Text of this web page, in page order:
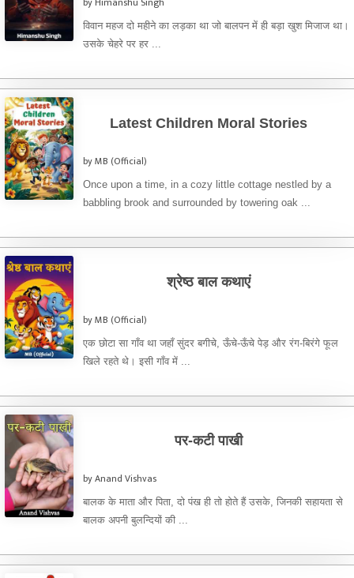
विवान महज दो महीने का लड़का था जो बालपन में ही बड़ा खुश मिजाज था।
उसके चेहरे पर हर ...
Latest Children Moral Stories
by MB (Official)
Once upon a time, in a cozy little cottage nestled by a
babbling brook and surrounded by towering oak ...
श्रेष्ठ बाल कथाएं
by MB (Official)
एक छोटा सा गाँव था जहाँ सुंदर बगीचे, ऊँचे-ऊँचे पेड़ और रंग-बिरंगे फूल
खिले रहते थे। इसी गाँव में ...
पर-कटी पाखी
by Anand Vishvas
बालक के माता और पिता, दो पंख ही तो होते हैं उसके, जिनकी सहायता से
बालक अपनी बुलन्दियों की ...